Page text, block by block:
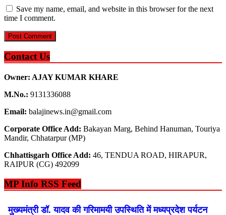
Save my name, email, and website in this browser for the next
time I comment.
Contact Us
Owner: AJAY KUMAR KHARE
M.No.: 9131336088
Email: balajinews.in@gmail.com
Corporate Office Add: Bakayan Marg, Behind Hanuman, Touriya
Mandir, Chhatarpur (MP)
Chhattisgarh Office Add: 46, TENDUA ROAD, HIRAPUR,
RAIPUR (CG) 492099
MP Info RSS Feed